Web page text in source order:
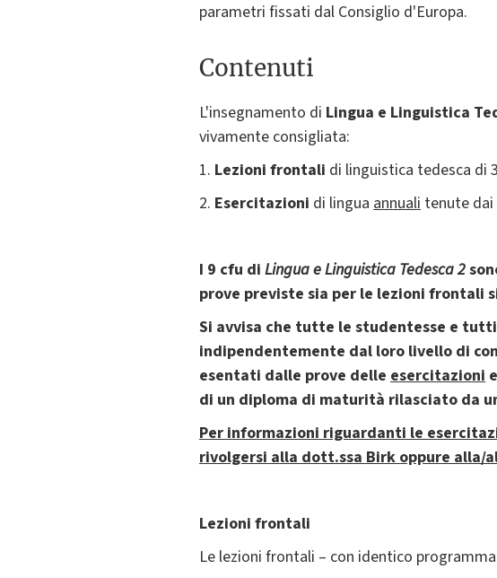
parametri fissati dal Consiglio d'Europa.
Contenuti
L'insegnamento di Lingua e Linguistica
vivamente consigliata:
1. Lezioni frontali di linguistica tedesca di
2. Esercitazioni di lingua annuali tenute
I 9 cfu di Lingua e Linguistica Tedesca 2
prove previste sia per le lezioni frontali
Si avvisa che tutte le studentesse e
indipendentemente dal loro livello di
esentati dalle prove delle esercitazioni
di un diploma di maturità rilasciato da
Per informazioni riguardanti le
rivolgersi alla dott.ssa Birk oppure alla/
Lezioni frontali
Le lezioni frontali – con identico